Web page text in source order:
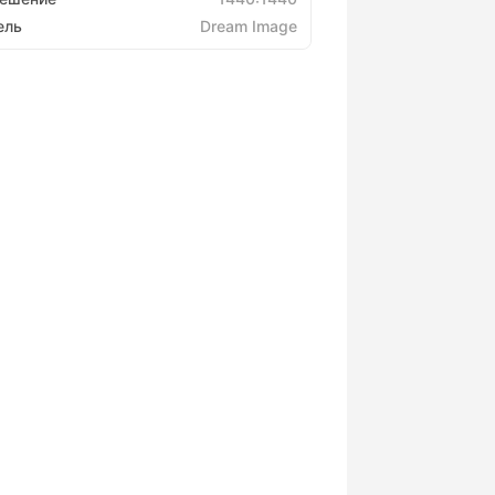
Dream Image